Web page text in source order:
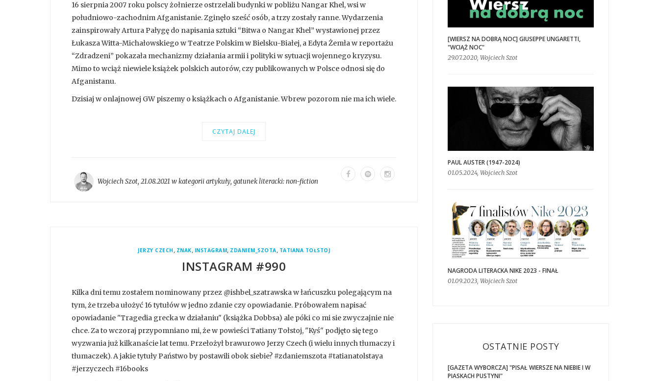
16 sierpnia 2007 roku polscy żołnierze ostrzelali budynki w pobliżu Nangar Khel, wsi w
południowo-zachodnim Afganistanie. Zginęło sześć osób, a trzy zostały ranne. Wydarzenia
zainspirowały Artura Pałygę do napisania sztuki “Bitwa o Nangar Khel” wystawionej przez
Łukasza Witta-Michałowskiego w Teatrze Polskim w Bielsku-Białej, a Edyta Żemła w reportażu
“Zdradzeni” pokazała mechanizmy działania armii i polityki w sytuacji wojennego kryzysu.
Mimo to wciąż niewiele książek polskich autorów, czy publikowanych w Polsce odnosi się do
Afganistanu.
Dzisiaj w onlajnowej GW piszemy o książkach o Afganistanie. Wbrew pozorom nie ma ich wiele.
CZYTAJ DALEJ
Wojciech Szot, 21.08.2021 w kategoriiartykuły, gatunek literacki:non-fiction
JERZY CZECH , ZNAK, INSTAGRAM, ZDANIEM_SZOTA, TATIANA TOŁSTOJ
INSTAGRAM #990
Kilka dni temu zostałem nominowany przez @ishbel_szatrawska w łańcuszku polegającym na
tym, że trzeba ułożyć 16 tytułów w jedno zdanie czy opowiadanie. Próbowałem napisać
opowiadanie "Tragedia grecka w działaniu" (książka Dobbsa) ale póki co mi sie zwyczajnie nie
chce. Za to wczoraj przypomniano mi, że w powieści Tatiany Tołstoj, "Kyś" podjęto się tego
wyzwania już kilkanaście lat temu. Przełożył brawurowo Jerzy Czech (i wielu innych tłumaczy i
tłumaczek). A jakie tytuły Państwo by postawili obok siebie? #zdaniemszota #tatianatolstaya
#jerzyczech #16books
[WIERSZ NA DOBRĄ NOC] GIUSEPPE UNGARETTI,
"WCIĄŻ NOC"
29.07.2020, Wojciech Szot
PAUL AUSTER (1947-2024)
01.05.2024, Wojciech Szot
NAGRODA LITERACKA NIKE 2023 - FINAŁ
01.09.2023, Wojciech Szot
OSTATNIE POSTY
[GAZETA WYBORCZA] "PISAŁ WIERSZE NA NIEBIE I W
PIASKACH PUSTYNI"